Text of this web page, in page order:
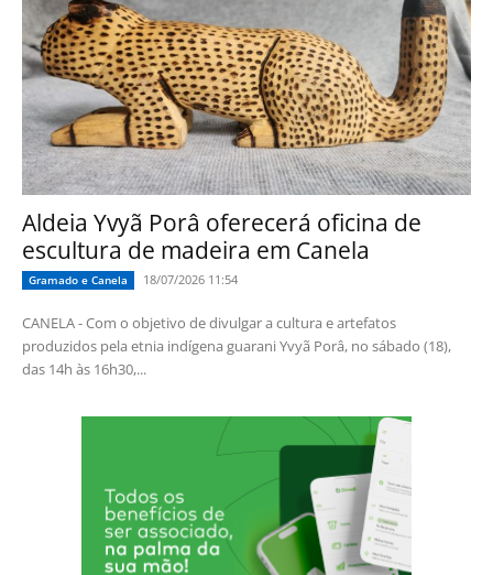
Aldeia Yvyã Porâ oferecerá oficina de
escultura de madeira em Canela
Gramado e Canela 18/07/2026 11:54
CANELA - Com o objetivo de divulgar a cultura e artefatos
produzidos pela etnia indígena guarani Yvyã Porâ, no sábado (18),
das 14h às 16h30,...